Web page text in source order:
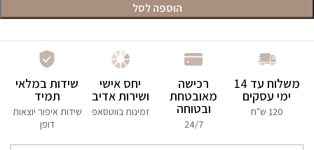
הוספה לסל
משלוח עד 14
ימי עסקים
120 ש"ח
רכישה
מאובטחת
ובטוחה
24/7
יחס אישי
ושירות אדיב
זמינות בווטסאפ
שידות במלאי
תמיד
שידות איפור יוצאות
דופן